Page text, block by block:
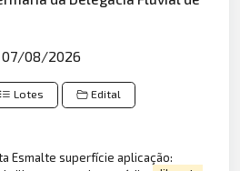
07/08/2026
Lotes Edital
Esmalte superfície aplicação: